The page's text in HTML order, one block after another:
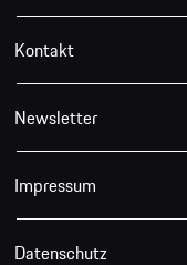
Kontakt
Newsletter
Impressum
Datenschutz